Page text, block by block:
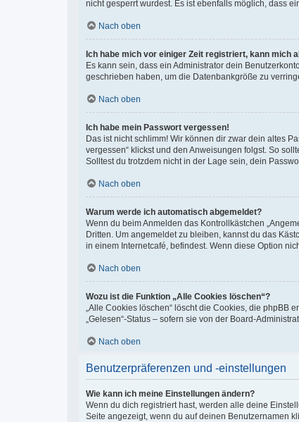
nicht gesperrt wurdest. Es ist ebenfalls möglich, dass
Nach oben
Ich habe mich vor einiger Zeit registriert, kann mich
Es kann sein, dass ein Administrator dein
geschrieben haben, um die Datenbankgröße zu
Nach oben
Ich habe mein Passwort vergessen!
Das ist nicht schlimm! Wir können dir zwar dein altes
vergessen“ klickst und den Anweisungen folgst. So
Solltest du trotzdem nicht in der Lage sein, dein
Nach oben
Warum werde ich automatisch abgemeldet?
Wenn du beim Anmelden das Kontrollkästchen
Dritten. Um angemeldet zu bleiben, kannst du das
in einem Internetcafé, befindest. Wenn diese Option
Nach oben
Wozu ist die Funktion „Alle Cookies löschen“?
„Alle Cookies löschen“ löscht die Cookies, die phpBB
„Gelesen“-Status – sofern sie von der Board-
Nach oben
Benutzerpräferenzen und -einstellungen
Wie kann ich meine Einstellungen ändern?
Wenn du dich registriert hast, werden alle deine
Seite angezeigt, wenn du auf deinen Benutzernamen